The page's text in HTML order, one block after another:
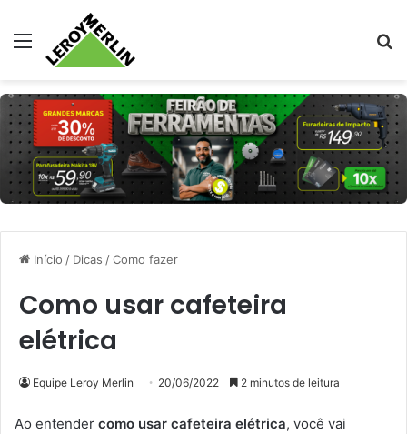
Menu
Início / Dicas /Como fazer
Como usar cafeteira
elétrica
Equipe Leroy Merlin 20/06/2022 2 minutos de leitura
Ao entender como usar cafeteira elétrica, você vai